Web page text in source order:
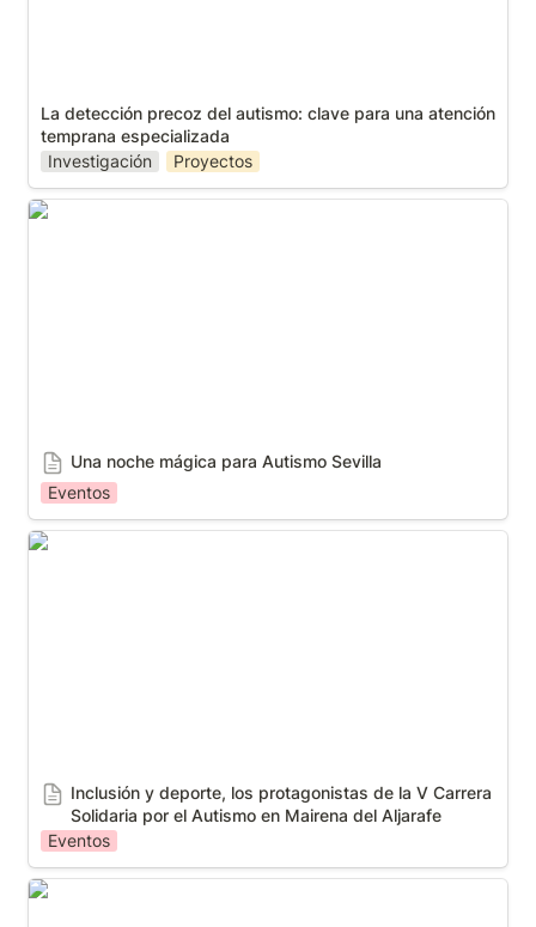
La detección precoz del autismo: clave para una atención
temprana especializada
Investigación
Proyectos
Una noche mágica para Autismo Sevilla
Una noche mágica para Autismo Sevilla
Eventos
Inclusión y deporte, los protagonistas de la V
Inclusión y deporte, los protagonistas de la V Carrera
Solidaria por el Autismo en Mairena del Aljarafe
Eventos
"Es necesario conocer el autismo y su realidad para